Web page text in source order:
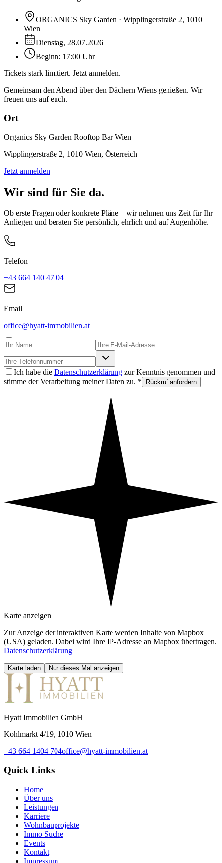
ORGANICS Sky Garden · Wipplingerstraße 2, 1010
Wien
Dienstag, 28.07.2026
Beginn: 17:00 Uhr
Tickets stark limitiert. Jetzt anmelden.
Gemeinsam den Abend über den Dächern Wiens genießen. Wir
freuen uns auf euch.
Ort
Organics Sky Garden Rooftop Bar Wien
Wipplingerstraße 2, 1010 Wien, Österreich
Jetzt anmelden
Wir sind für Sie da.
Ob erste Fragen oder konkrete Pläne – wir nehmen uns Zeit für Ihr
Anliegen und beraten Sie persönlich, ehrlich und auf Augenhöhe.
Telefon
+43 664 140 47 04
Email
office@hyatt-immobilien.at
Ich habe die Datenschutzerklärung zur Kenntnis genommen und
stimme der Verarbeitung meiner Daten zu. *
Rückruf anfordern
Karte anzeigen
Zur Anzeige der interaktiven Karte werden Inhalte von Mapbox
(USA) geladen. Dabei wird Ihre IP-Adresse an Mapbox übertragen.
Datenschutzerklärung
Karte laden Nur dieses Mal anzeigen
Hyatt Immobilien GmbH
Kohlmarkt 4/19, 1010 Wien
+43 664 1404 704office@hyatt-immobilien.at
Quick Links
Home
Über uns
Leistungen
Karriere
Wohnbauprojekte
Immo Suche
Events
Kontakt
Impressum